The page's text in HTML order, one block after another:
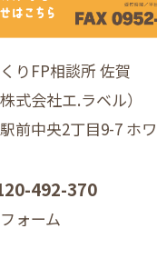
りFP相談所 佐賀
式会社エ.ラベル）
前中央2丁目9-7 ホ
492-370
ォーム